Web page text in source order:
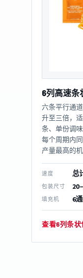
6列高速条
六条平行通
升至三倍，
条、单份调
每个周期内
产量最高的机
速度 总
包装尺寸
填充机 6
查看6列条